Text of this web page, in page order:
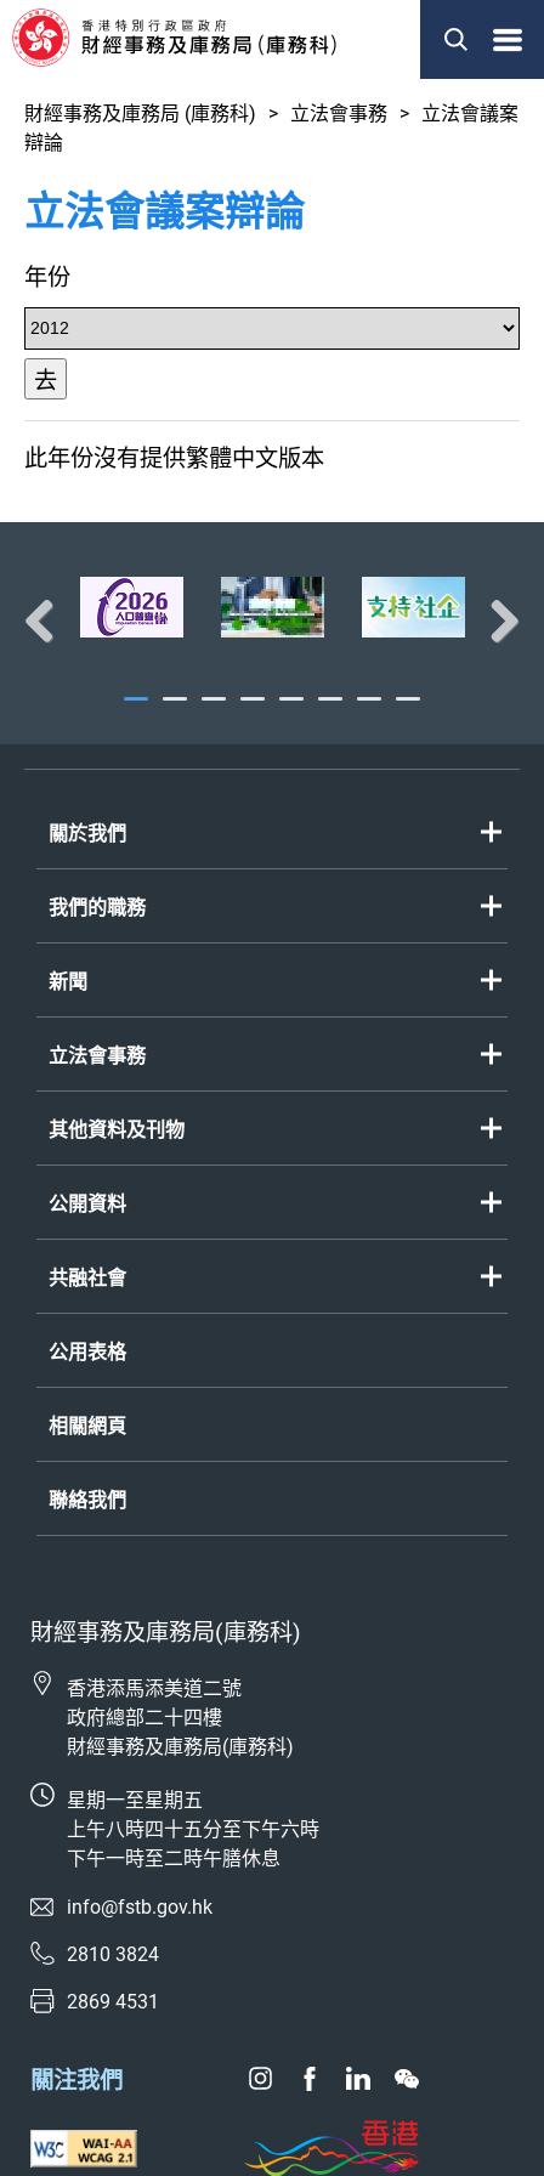
菜
財經事務及庫務局 (庫務科) 立法會事務
立法會議案
辯論
立法會議案辯論
年份
去
此年份沒有提供繁體中文版本
頁首
關於我們
我們的職務
新聞
立法會事務
其他資料及刊物
公開資料
共融社會
公用表格
相關網頁
聯絡我們
財經事務及庫務局(庫務科)
香港添馬添美道二號
政府總部二十四樓
財經事務及庫務局(庫務科)
星期一至星期五
上午八時四十五分至下午六時
下午一時至二時午膳休息
info@fstb.gov.hk
2810 3824
2869 4531
關注我們